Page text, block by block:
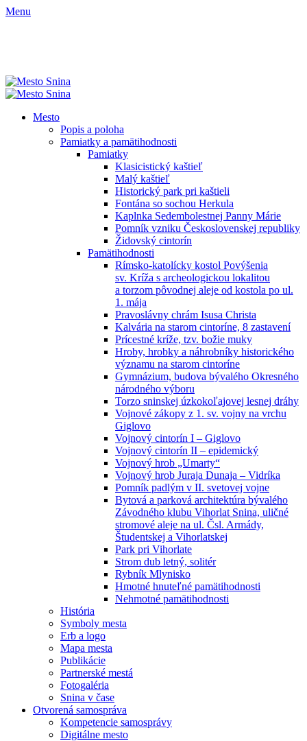
Menu
Mesto
Popis a poloha
Pamiatky a pamätihodnosti
Pamiatky
Klasicistický kaštieľ
Malý kaštieľ
Historický park pri kaštieli
Fontána so sochou Herkula
Kaplnka Sedembolestnej Panny Márie
Pomník vzniku Československej republiky
Židovský cintorín
Pamätihodnosti
Rímsko-katolícky kostol Povýšenia
sv. Kríža s archeologickou lokalitou
a torzom pôvodnej aleje od kostola po ul.
1. mája
Pravoslávny chrám Isusa Christa
Kalvária na starom cintoríne, 8 zastavení
Prícestné kríže, tzv. božie muky
Hroby, hrobky a náhrobníky historického
významu na starom cintoríne
Gymnázium, budova bývalého Okresného
národného výboru
Torzo sninskej úzkokoľajovej lesnej dráhy
Vojnové zákopy z 1. sv. vojny na vrchu
Giglovo
Vojnový cintorín I – Giglovo
Vojnový cintorín II – epidemický
Vojnový hrob „Umarty“
Vojnový hrob Juraja Dunaja – Vidríka
Pomník padlým v II. svetovej vojne
Bytová a parková architektúra bývalého
Závodného klubu Vihorlat Snina, uličné
stromové aleje na ul. Čsl. Armády,
Študentskej a Vihorlatskej
Park pri Vihorlate
Strom dub letný, solitér
Rybník Mlynisko
Hmotné hnuteľné pamätihodnosti
Nehmotné pamätihodnosti
História
Symboly mesta
Erb a logo
Mapa mesta
Publikácie
Partnerské mestá
Fotogaléria
Snina v čase
Otvorená samospráva
Kompetencie samosprávy
Digitálne mesto